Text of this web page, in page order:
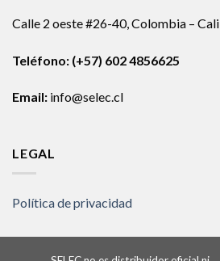
Calle 2 oeste #26-40, Colombia – Cali
Teléfono: (+57) 602 4856625
Email: info@selec.cl
LEGAL
Política de privacidad